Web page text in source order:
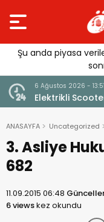
Şu anda piyasa
6 Ağustos 2026 - 13:51
Elektrikli
Yaralı
ANASAYFA Uncategorized
3. Asliye
682
11.09.2015 06:48
6 viewskez okundu